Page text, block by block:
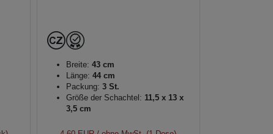
Breite: 43 cm
Länge: 44 cm
Packung: 3 St.
Größe der Schachtel: 11,5 x 13 x
3,5 cm